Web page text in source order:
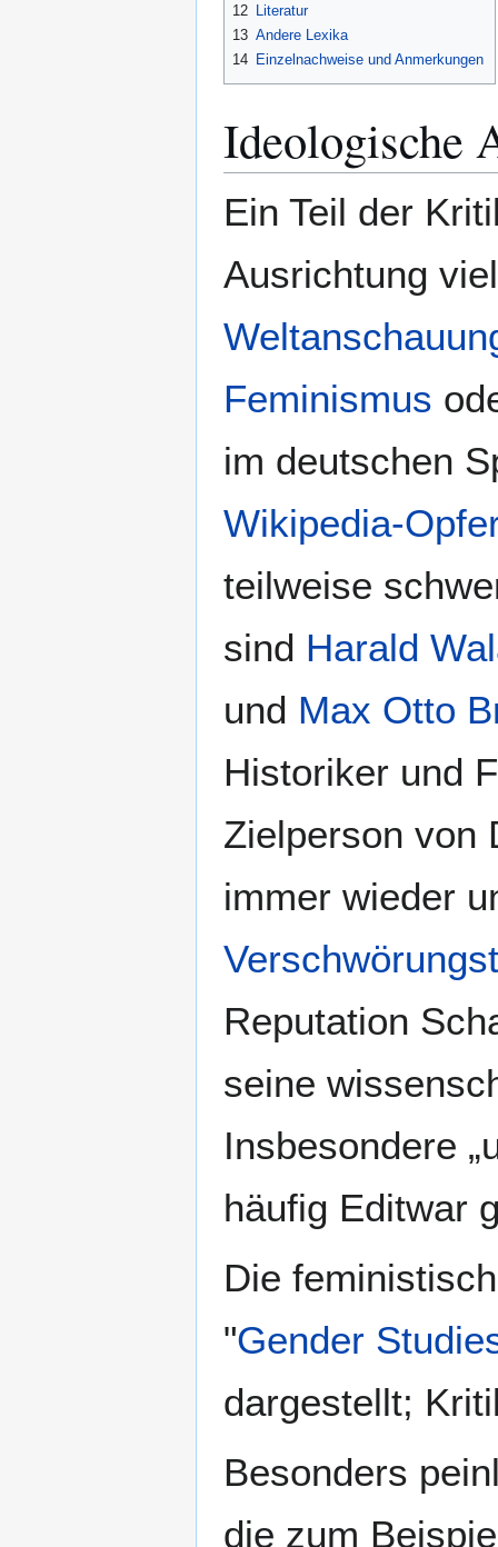
12
Literatur
13 Andere Lexika
14 Einzelnachweise und Anmerkungen
Ideologische
Ein Teil der
Ausrichtung
Feminismus
im deutschen
Wikipedia-Opfer
teilweise
sind Harald
und Max Otto
Historiker und
Zielperson von
immer wieder
Reputation
seine
Insbesondere
häufig Editwar
Die
"Gender
dargestellt;
Besonders
die zum